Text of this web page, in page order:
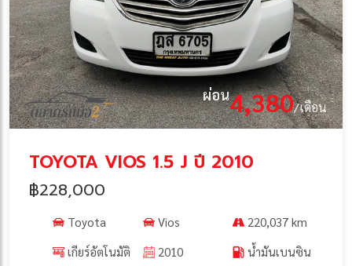
ผ่อน4,380/เดือน
TOYOTA VIOS 1.5 J ปี 2010
฿228,000
Toyota Vios
220,037 km
เกียร์อัตโนมัติ
2010 น้ำมันเบนซิน